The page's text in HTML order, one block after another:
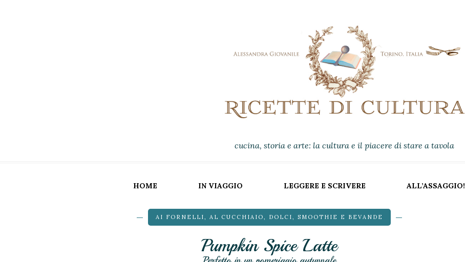
cucina, storia e arte: la cultura e il piacere di stare a tavola
HOME IN VIAGGIO LEGGERE E SCRIVERE ALL’ASSAGGIO!
AI FORNELLI, AL CUCCHIAIO, DOLCI, SMOOTHIE E BEVANDE
Pumpkin Spice Latte